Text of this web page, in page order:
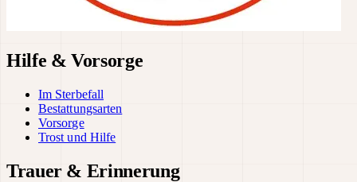
Hilfe & Vorsorge
Im Sterbefall
Bestattungsarten
Vorsorge
Trost und Hilfe
Trauer & Erinnerung